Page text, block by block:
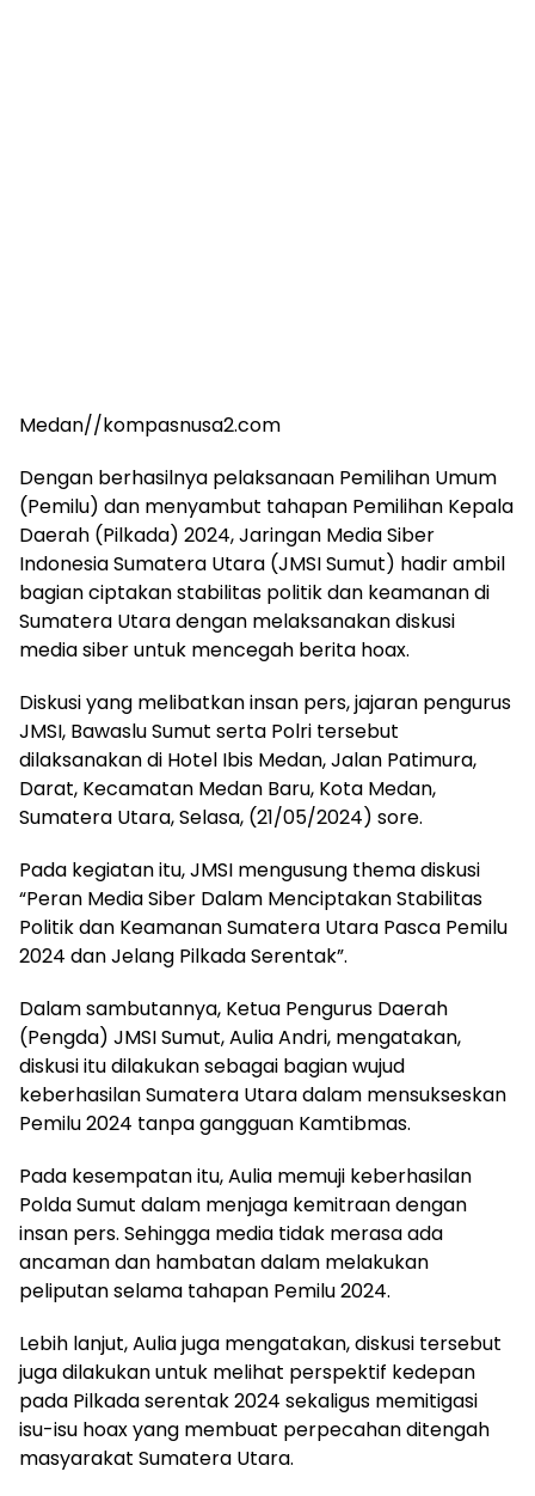
Medan//kompasnusa2.com
Dengan berhasilnya pelaksanaan Pemilihan Umum
(Pemilu) dan menyambut tahapan Pemilihan Kepala
Daerah (Pilkada) 2024, Jaringan Media Siber
Indonesia Sumatera Utara (JMSI Sumut) hadir ambil
bagian ciptakan stabilitas politik dan keamanan di
Sumatera Utara dengan melaksanakan diskusi
media siber untuk mencegah berita hoax.
Diskusi yang melibatkan insan pers, jajaran pengurus
JMSI, Bawaslu Sumut serta Polri tersebut
dilaksanakan di Hotel Ibis Medan, Jalan Patimura,
Darat, Kecamatan Medan Baru, Kota Medan,
Sumatera Utara, Selasa, (21/05/2024) sore.
Pada kegiatan itu, JMSI mengusung thema diskusi
“Peran Media Siber Dalam Menciptakan Stabilitas
Politik dan Keamanan Sumatera Utara Pasca Pemilu
2024 dan Jelang Pilkada Serentak”.
Dalam sambutannya, Ketua Pengurus Daerah
(Pengda) JMSI Sumut, Aulia Andri, mengatakan,
diskusi itu dilakukan sebagai bagian wujud
keberhasilan Sumatera Utara dalam mensukseskan
Pemilu 2024 tanpa gangguan Kamtibmas.
Pada kesempatan itu, Aulia memuji keberhasilan
Polda Sumut dalam menjaga kemitraan dengan
insan pers. Sehingga media tidak merasa ada
ancaman dan hambatan dalam melakukan
peliputan selama tahapan Pemilu 2024.
Lebih lanjut, Aulia juga mengatakan, diskusi tersebut
juga dilakukan untuk melihat perspektif kedepan
pada Pilkada serentak 2024 sekaligus memitigasi
isu-isu hoax yang membuat perpecahan ditengah
masyarakat Sumatera Utara.